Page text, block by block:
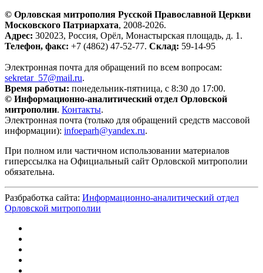
© Орловская митрополия Русской Православной Церкви
Московского Патриархата, 2008-2026.
Адрес: 302023, Россия, Орёл, Монастырская площадь, д. 1.
Телефон, факс: +7 (4862) 47-52-77. Склад: 59-14-95
Электронная почта для обращений по всем вопросам:
sekretar_57@mail.ru.
Время работы: понедельник-пятница, с 8:30 до 17:00.
© Информационно-аналитический отдел Орловской
митрополии. Контакты.
Электронная почта (только для обращений средств массовой
информации): infoeparh@yandex.ru.
При полном или частичном использовании материалов
гиперссылка на Официальный сайт Орловской митрополии
обязательна.
Разбработка сайта: Информационно-аналитический отдел
Орловской митрополии